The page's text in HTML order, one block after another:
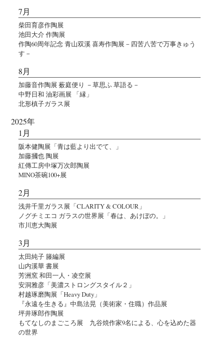
7月
柴田育彦作陶展
池田大介 作陶展
作陶60周年記念 青山双溪 喜寿作陶展－四苦八苦で万事きゅう
す－
8月
加藤音作陶展 薮庭便り －草思ふ 草語る－
中野日和 油彩画展 「縁」
北形槙子ガラス展
2025年
1月
阪本健陶展「青は藍より出でて、」
加藤摑也 陶展
紅傳工房中塚万次郎陶展
MINO茶碗100+展
2月
浅井千里ガラス展「CLARITY & COLOUR」
ノグチミエコ ガラスの世界展「春は、あけぼの。」
市川恵大陶展
3月
太田純子 籐編展
山内溪華 書展
芳洲窯 和田一人・凌空展
安洞雅彦「美濃ストロングスタイル２」
村越琢磨陶展「Heavy Duty」
『永遠を生きる』中島法晃（美術家・住職）作品展
坪井琢郎作陶展
もてなしのまごころ展 九谷焼作家9名による、心を込めた器
の世界